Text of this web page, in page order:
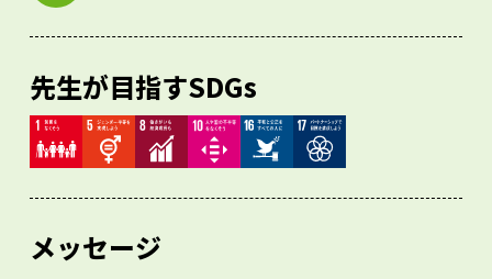
先生が目指すSDGs
メッセージ